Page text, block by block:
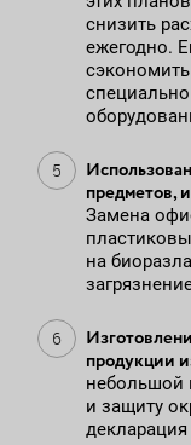
снизить
ежегодно.
предметов,
Замена
на
продукции
небольшой
и защиту